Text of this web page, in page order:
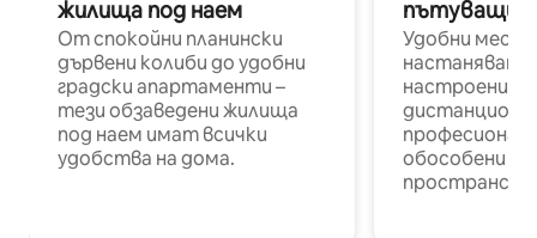
жилища под наем
От спокойни планински
дървени колиби до удобни
градски апартаменти –
тези обзаведени жилища
под наем имат всички
удобства на дома.
пътуващи
Удобни
настаняване
настроени и
обособени